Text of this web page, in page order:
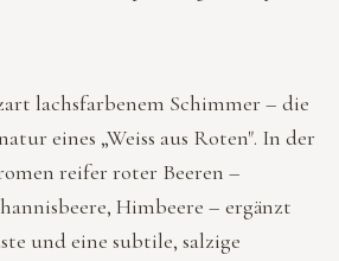
lachsfarbenem Schimmer – die
eines „Weiss aus Roten". In der
reifer roter Beeren –
Himbeere – ergänzt
und eine subtile, salzige